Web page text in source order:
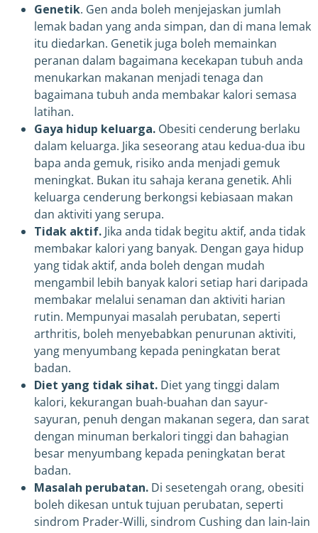
Genetik. Gen anda boleh menjejaskan jumlah
lemak badan yang anda simpan, dan di mana lemak
itu diedarkan. Genetik juga boleh memainkan
peranan dalam bagaimana kecekapan tubuh anda
menukarkan makanan menjadi tenaga dan
bagaimana tubuh anda membakar kalori semasa
latihan.
Gaya hidup keluarga. Obesiti cenderung berlaku
dalam keluarga. Jika seseorang atau kedua-dua ibu
bapa anda gemuk, risiko anda menjadi gemuk
meningkat. Bukan itu sahaja kerana genetik. Ahli
keluarga cenderung berkongsi kebiasaan makan
dan aktiviti yang serupa.
Tidak aktif. Jika anda tidak begitu aktif, anda tidak
membakar kalori yang banyak. Dengan gaya hidup
yang tidak aktif, anda boleh dengan mudah
mengambil lebih banyak kalori setiap hari daripada
membakar melalui senaman dan aktiviti harian
rutin. Mempunyai masalah perubatan, seperti
arthritis, boleh menyebabkan penurunan aktiviti,
yang menyumbang kepada peningkatan berat
badan.
Diet yang tidak sihat. Diet yang tinggi dalam
kalori, kekurangan buah-buahan dan sayur-
sayuran, penuh dengan makanan segera, dan sarat
dengan minuman berkalori tinggi dan bahagian
besar menyumbang kepada peningkatan berat
badan.
Masalah perubatan. Di sesetengah orang, obesiti
boleh dikesan untuk tujuan perubatan, seperti
sindrom Prader-Willi, sindrom Cushing dan lain-lain